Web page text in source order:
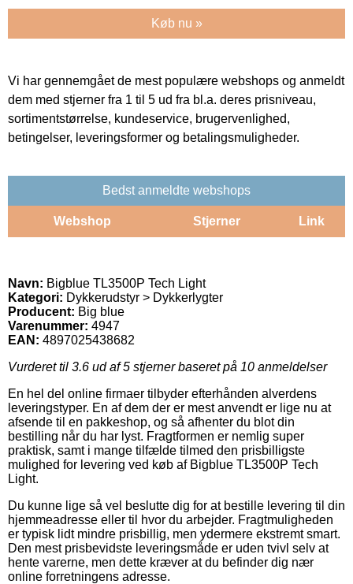
Køb nu »
Vi har gennemgået de mest populære webshops og anmeldt
dem med stjerner fra 1 til 5 ud fra bl.a. deres prisniveau,
sortimentstørrelse, kundeservice, brugervenlighed,
betingelser, leveringsformer og betalingsmuligheder.
Bedst anmeldte webshops
Webshop Stjerner Link
Navn: Bigblue TL3500P Tech Light
Kategori: Dykkerudstyr > Dykkerlygter
Producent: Big blue
Varenummer: 4947
EAN: 4897025438682
Vurderet til 3.6 ud af 5 stjerner baseret på 10 anmeldelser
En hel del online firmaer tilbyder efterhånden alverdens
leveringstyper. En af dem der er mest anvendt er lige nu at
afsende til en pakkeshop, og så afhenter du blot din
bestilling når du har lyst. Fragtformen er nemlig super
praktisk, samt i mange tilfælde tilmed den prisbilligste
mulighed for levering ved køb af Bigblue TL3500P Tech
Light.
Du kunne lige så vel beslutte dig for at bestille levering til din
hjemmeadresse eller til hvor du arbejder. Fragtmuligheden
er typisk lidt mindre prisbillig, men ydermere ekstremt smart.
Den mest prisbevidste leveringsmåde er uden tvivl selv at
hente varerne, men dette kræver at du befinder dig nær
online forretningens adresse.